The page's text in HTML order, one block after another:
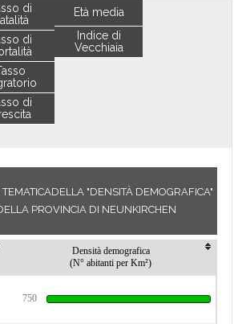
di
di
di
Età media
Indice di
Vecchiaia
"DENSITÀ DEMOGRAFICA"
PROVINCIA DI NEUNKIRCHEN
Densità demografica
(N° abitanti per Km²)
750